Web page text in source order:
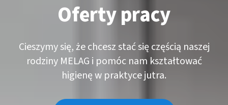
Oferty pracy
Cieszymy się, że chcesz stać się częścią naszej
rodziny MELAG i pomóc nam kształtować
higienę w praktyce jutra.